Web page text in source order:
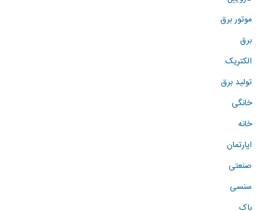
موتور برق
برق
الکتریک
تولید برق
خانگی
خانه
اپارتمان
صنعتی
سنسی
باک